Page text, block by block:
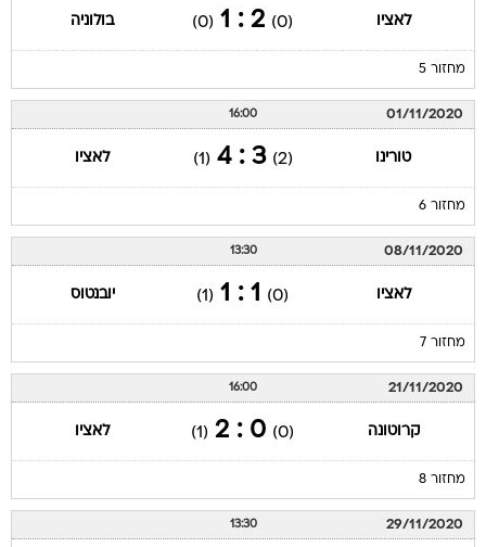
לאציו (0)
2 : 1
(0) בולוניה
מחזור 5
01/11/2020
16:00
טורינו (2)
3 : 4
(1) לאציו
מחזור 6
08/11/2020
13:30
לאציו (0)
1 : 1
(1) יובנטוס
מחזור 7
21/11/2020
16:00
קרוטונה (0)
0 : 2
(1) לאציו
מחזור 8
29/11/2020
13:30